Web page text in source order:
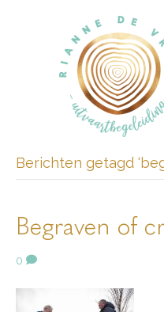
Berichten getagd
Begraven of
0